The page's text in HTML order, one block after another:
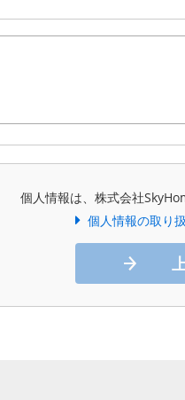
個人情報は、株式会社
個人情報の取り